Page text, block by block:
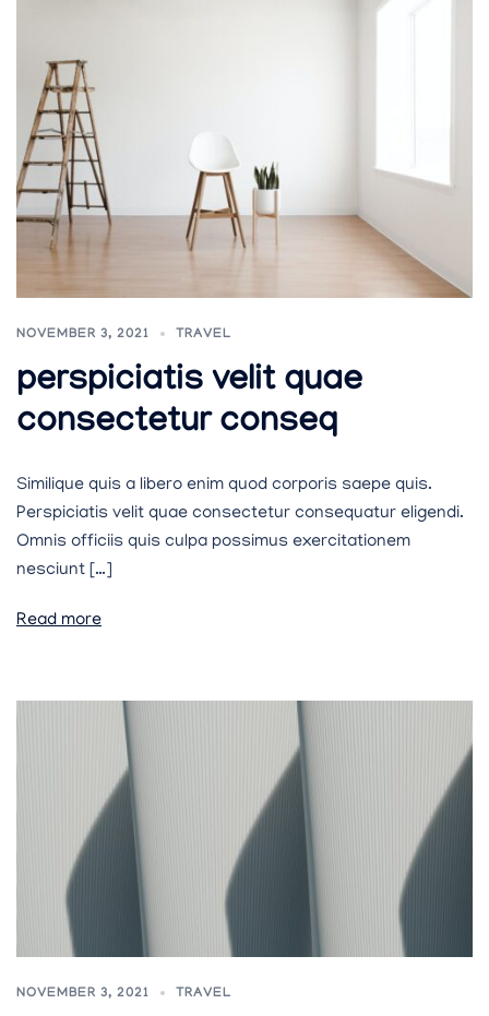
NOVEMBER 3, 2021 TRAVEL
perspiciatis velit quae
consectetur conseq
Similique quis a libero enim quod corporis saepe quis.
Perspiciatis velit quae consectetur consequatur eligendi.
Omnis officiis quis culpa possimus exercitationem
nesciunt […]
Read more
NOVEMBER 3, 2021 TRAVEL